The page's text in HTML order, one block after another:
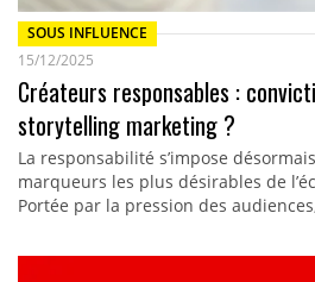
SOUS INFLUENCE
15/12/2025
Créateurs responsables :
storytelling marketing ?
La responsabilité s’impose
marqueurs les plus désirables de
Portée par la pression des